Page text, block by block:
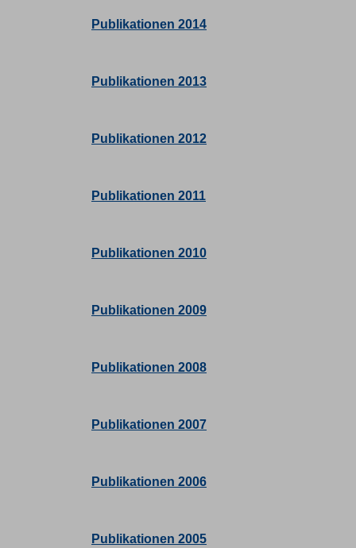
Publikationen 2014
Publikationen 2013
Publikationen 2012
Publikationen 2011
Publikationen 2010
Publikationen 2009
Publikationen 2008
Publikationen 2007
Publikationen 2006
Publikationen 2005